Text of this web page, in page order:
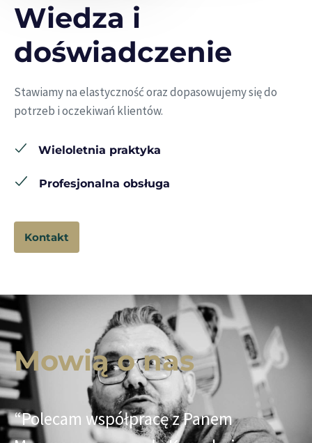
Wiedza i
doświadczenie
Stawiamy na elastyczność oraz dopasowujemy się do
potrzeb i oczekiwań klientów.
Wieloletnia praktyka
Profesjonalna obsługa
Kontakt
Mowią o nas
“Polecam współpracę z Panem